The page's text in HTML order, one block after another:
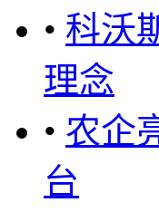
• 科沃
理念
• 农企
台